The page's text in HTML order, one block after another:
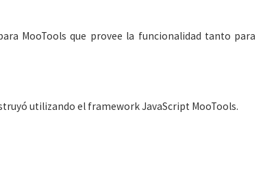
MooTools que provee la funcionalidad tanto para
utilizando el framework JavaScript MooTools.